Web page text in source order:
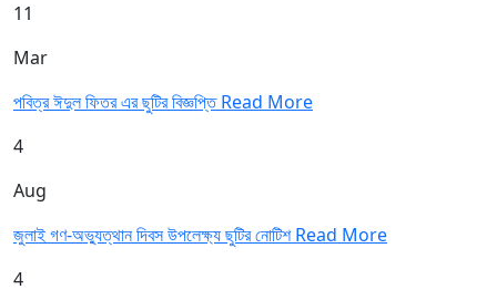
11
Mar
পবিত্র ঈদুল ফিতর এর ছুটির বিজ্ঞপ্তিRead More
4
Aug
জুলাই গণ-অভ্যুত্থান দিবস উপলেক্ষ্য ছুটির নোটিশRead More
4